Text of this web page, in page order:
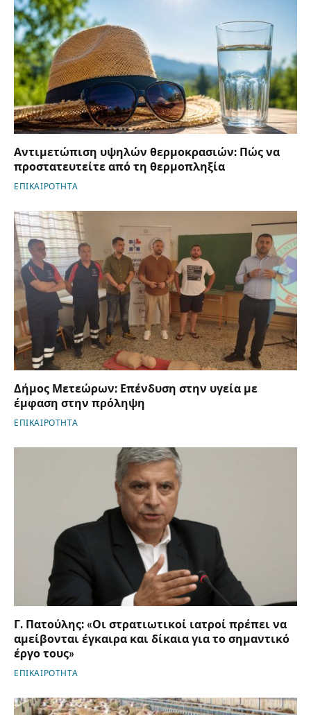
Αντιμετώπιση υψηλών θερμοκρασιών: Πώς να
προστατευτείτε από τη θερμοπληξία
ΕΠΙΚΑΙΡΟΤΗΤΑ
Δήμος Μετεώρων: Επένδυση στην υγεία με
έμφαση στην πρόληψη
ΕΠΙΚΑΙΡΟΤΗΤΑ
Γ. Πατούλης: «Οι στρατιωτικοί ιατροί πρέπει να
αμείβονται έγκαιρα και δίκαια για το σημαντικό
έργο τους»
ΕΠΙΚΑΙΡΟΤΗΤΑ